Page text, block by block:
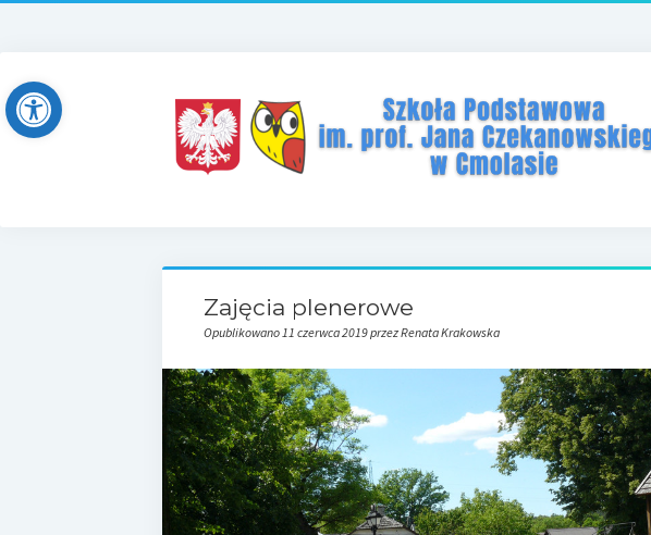
Open toolbar
Zajęcia plenerowe
Opublikowano 11 czerwca 2019 przez Renata Krakowska